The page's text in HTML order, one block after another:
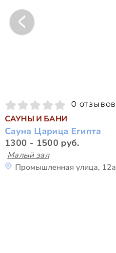
0 отзывов
САУНЫ И БАНИ
Сауна Царица Египта
1300 - 1500 руб.
Малый зал
Промышленная улица, 12а